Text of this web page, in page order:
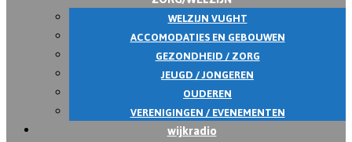
WELZIJN VUGHT
ACCOMODATIES EN GEBOUWEN
GEZONDHEID / ZORG
JEUGD / JONGEREN
OUDEREN
VERENIGINGEN / EVENEMENTEN
wijkradio